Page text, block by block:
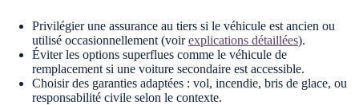
Privilégier une assurance au tiers si le véhicule est ancien ou
utilisé occasionnellement (voirexplications détaillées).
Éviter les options superflues comme le véhicule de
remplacement si une voiture secondaire est accessible.
Choisir des garanties adaptées : vol, incendie, bris de glace, ou
responsabilité civile selon le contexte.